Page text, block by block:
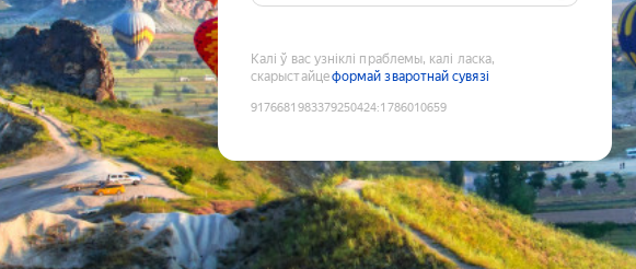
Калі ў вас узніклі праблемы, калі ласка,
скарыстайцеформай зваротнай сувязі
9176681983379250424:1786010659